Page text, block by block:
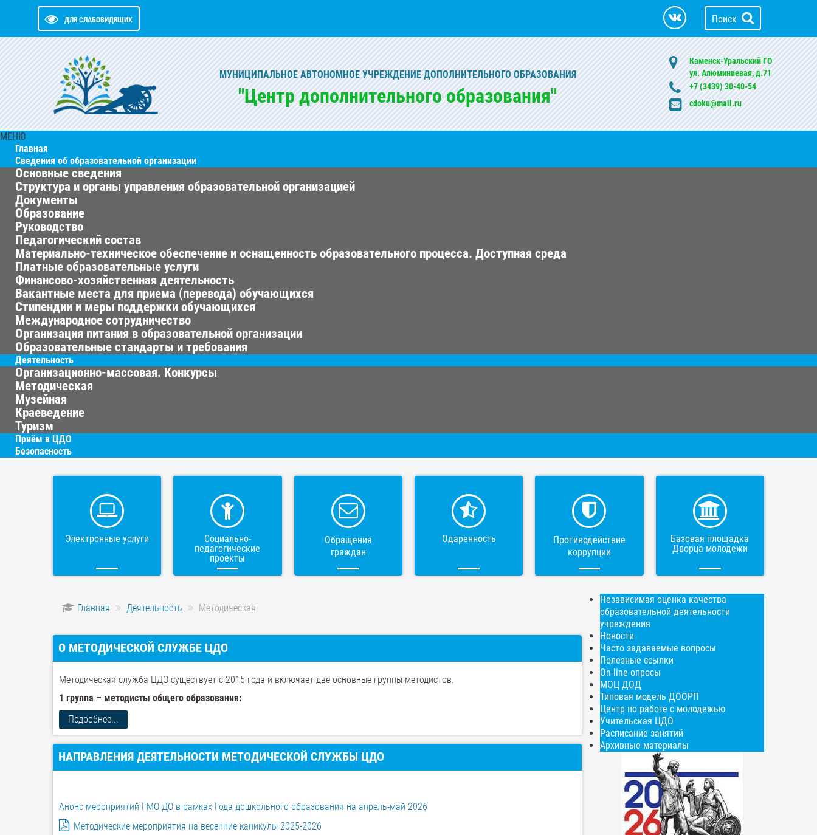
ДЛЯ СЛАБОВИДЯЩИХ Поиск
МУНИЦИПАЛЬНОЕ АВТОНОМНОЕ УЧРЕЖДЕНИЕ ДОПОЛНИТЕЛЬНОГО ОБРАЗОВАНИЯ
"Центр дополнительного образования"
Каменск-Уральский ГО
ул. Алюминиевая, д.71
+7 (3439) 30-40-54
cdoku@mail.ru
МЕНЮ
Главная
Сведения об образовательной организации
Основные сведения
Структура и органы управления образовательной организацией
Документы
Образование
Руководство
Педагогический состав
Материально-техническое обеспечение и оснащенность образовательного процесса. Доступная среда
Платные образовательные услуги
Финансово-хозяйственная деятельность
Вакантные места для приема (перевода) обучающихся
Стипендии и меры поддержки обучающихся
Международное сотрудничество
Организация питания в образовательной организации
Образовательные стандарты и требования
Деятельность
Организационно-массовая. Конкурсы
Методическая
Музейная
Краеведение
Туризм
Приём в ЦДО
Безопасность
Электронные услуги
Социально-
педагогические
проекты
Обращения
граждан
Одаренность
Противодействие
коррупции
Базовая площадка
Дворца молодежи
Главная Деятельность Методическая
О МЕТОДИЧЕСКОЙ СЛУЖБЕ ЦДО
Методическая служба ЦДО существует с 2015 года и включает две основные группы методистов.
1 группа – методисты общего образования:
Подробнее...
НАПРАВЛЕНИЯ ДЕЯТЕЛЬНОСТИ МЕТОДИЧЕСКОЙ СЛУЖБЫ ЦДО
Анонс мероприятий ГМО ДО в рамках Года дошкольного образования на апрель-май 2026
Методические мероприятия на весенние каникулы 2025-2026
Независимая оценка качества
образовательной деятельности
учреждения
Новости
Часто задаваемые вопросы
Полезные ссылки
On-line опросы
МОЦ ДОД
Типовая модель ДООРП
Центр по работе с молодежью
Учительская ЦДО
Расписание занятий
Архивные материалы